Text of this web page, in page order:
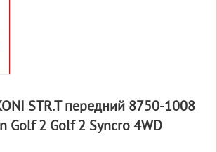
STR.T передний 8750-1008
Golf 2 Golf 2 Syncro 4WD